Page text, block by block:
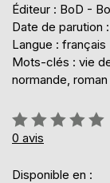
Éditeur : BoD -
Date de parution :
Langue : français
Mots-clés : vie
normande,
Évaluation:
0%
0 avis
Disponible en :